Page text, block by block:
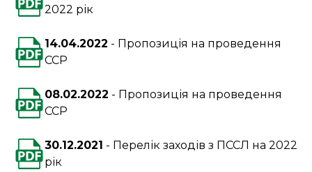
2022 рік
14.04.2022
Пропозиція на проведення
ССР
08.02.2022
Пропозиція на проведення
ССР
30.12.2021
Перелік заходів з ПССЛ на 2022
рік